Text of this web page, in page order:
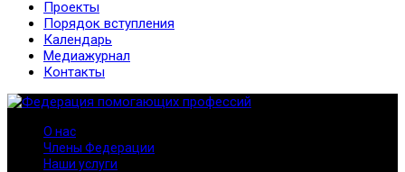
Проекты
Порядок вступления
Календарь
Медиажурнал
Контакты
О нас
Члены Федерации
Наши услуги